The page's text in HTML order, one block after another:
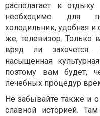
располагает к
необходимо для
холодильник, удобная
же, телевизор. Только
вряд ли захочется.
насыщенная
поэтому вам будет,
лечебных процедур
Не забывайте также и
славной историей.